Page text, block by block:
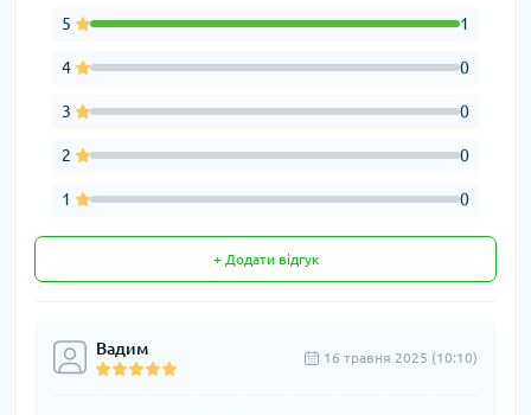
5 1
4 0
3 0
2 0
1 0
+ Додати відгук
Вадим 16 травня 2025 (10:10)